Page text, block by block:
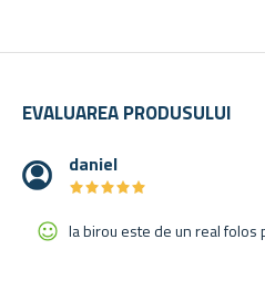
EVALUAREA PRODUSULUI
daniel
★★★★★
★★★★★
la birou este de un real